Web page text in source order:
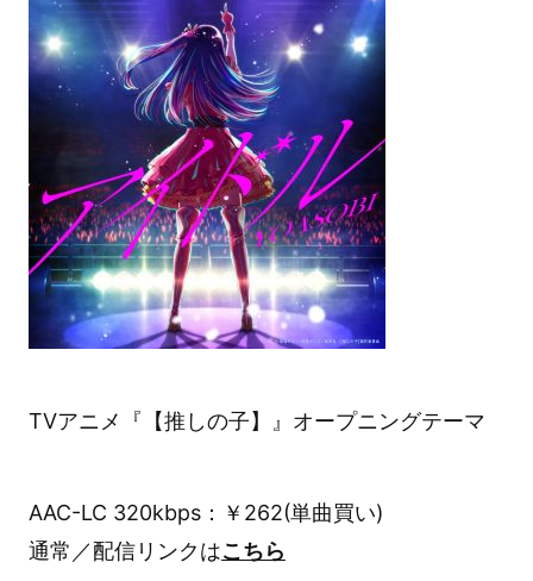
TVアニメ『【推しの子】』オープニングテーマ
AAC-LC 320kbps：￥262(単曲買い)
通常／配信リンクはこちら